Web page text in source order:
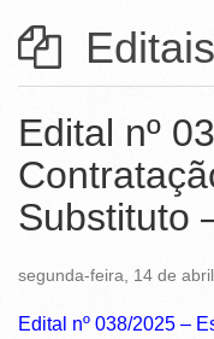
Ministério do Meio Ambiente
Controladoria-Geral da União
Editais
Edital nº
Substituto
segunda-feira, 14 de
Edital nº 038/2025 –